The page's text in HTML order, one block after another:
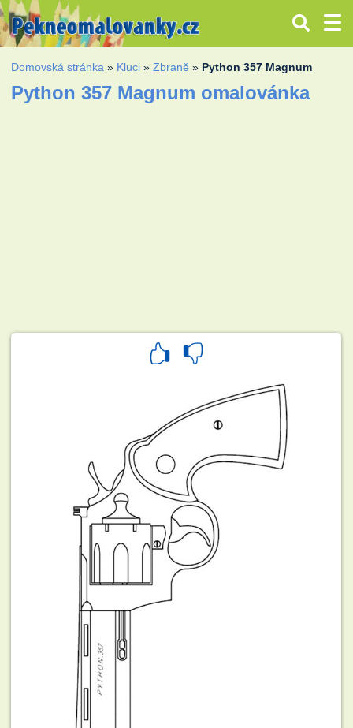
Domovská stránka » Kluci »Zbraně » Python 357 Magnum
Python 357 Magnum omalovánka